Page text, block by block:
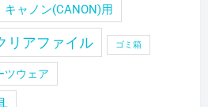
キャノン(CANON)用
リアファイル ゴミ箱
ツウェア